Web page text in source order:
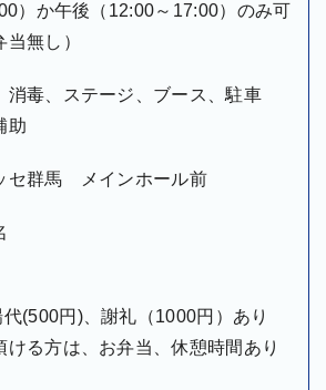
）か午後（ 12:00～ 17:00）のみ可
当無し）
消毒、ステージ、ブース、駐車
助
セ群馬 メインホール前
代(500円 )、謝礼（1000円）あり
ける方は、お弁当、休憩時間あり